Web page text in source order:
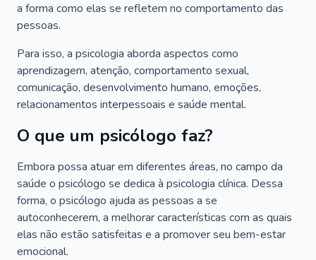
a forma como elas se refletem no comportamento das
pessoas.
Para isso, a psicologia aborda aspectos como
aprendizagem, atenção, comportamento sexual,
comunicação, desenvolvimento humano, emoções,
relacionamentos interpessoais e saúde mental.
O que um psicólogo faz?
Embora possa atuar em diferentes áreas, no campo da
saúde o psicólogo se dedica à psicologia clínica. Dessa
forma, o psicólogo ajuda as pessoas a se
autoconhecerem, a melhorar características com as quais
elas não estão satisfeitas e a promover seu bem-estar
emocional.